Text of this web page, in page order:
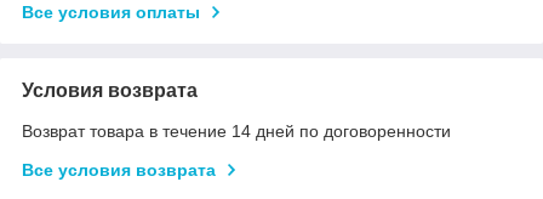
Все условия оплаты
Условия возврата
Возврат товара в течение 14 дней по договоренности
Все условия возврата